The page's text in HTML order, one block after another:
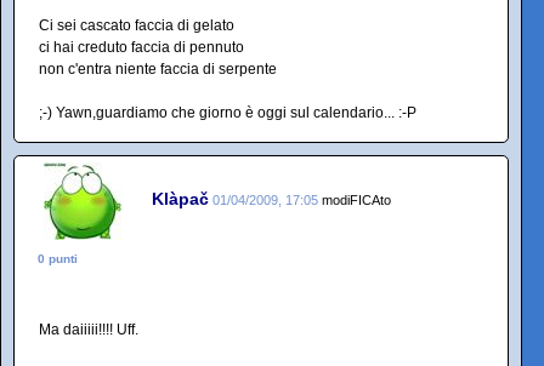
Ci sei cascato faccia di gelato
ci hai creduto faccia di pennuto
non c'entra niente faccia di serpente
;-) Yawn,guardiamo che giorno è oggi sul calendario... :-P
Klàpač 01/04/2009, 17:05 modiFICAto
0 punti
Ma daiiiii!!!! Uff.